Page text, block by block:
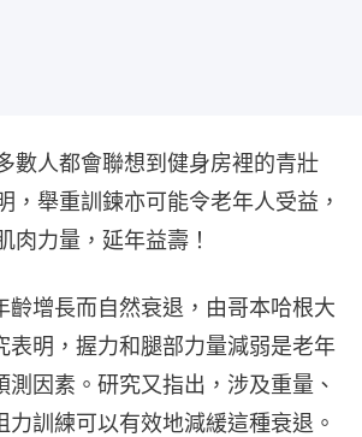
數人都會聯想到健身房裡的青壯
，舉重訓鍊亦可能令老年人受益，
肉力量，延年益壽！
齡增長而自然衰退，由哥本哈根大
表明，握力和腿部力量減弱是老年
測因素。研究又指出，涉及重量、
力訓練可以有效地減緩這種衰退。